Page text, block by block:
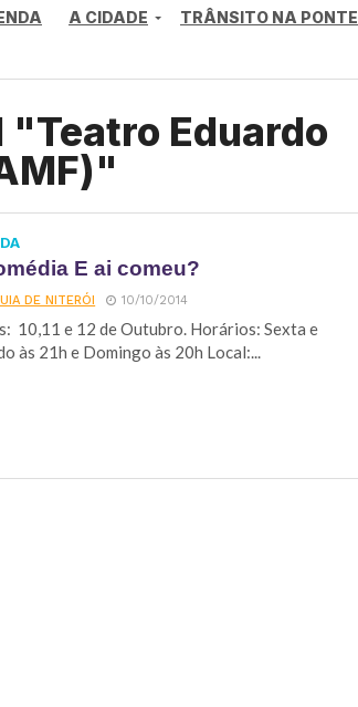
A CIDADE TRÂNSITO NA PONTE
"Teatro Eduardo
E ai comeu?
DE NITERÓI 10/10/2014
10,11 e 12 de Outubro. Horários: Sexta e
às 21h e Domingo às 20h Local:...